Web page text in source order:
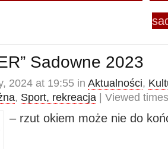
Sadowne 2023
2024 at 19:55 in Aktualności,
, Sport, rekreacja | Viewed
– rzut okiem może nie do